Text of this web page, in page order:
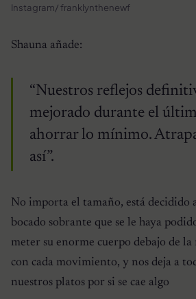
Instagram/ franklynthenewf
Shauna añade:
“Nuestros reflejos
mejorado durante el
ahorrar lo mínimo.
así”.
No importa el tamaño, está decidido
bocado sobrante que se le haya
meter su enorme cuerpo debajo de la
con cada movimiento, y nos deja a
nuestros platos por si se cae algo